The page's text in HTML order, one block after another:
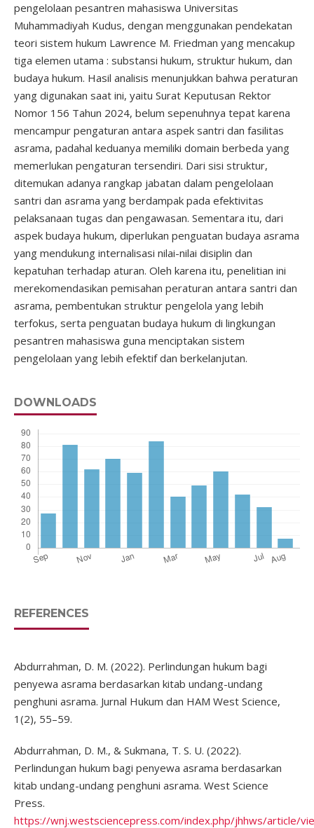
pengelolaan pesantren mahasiswa Universitas
Muhammadiyah Kudus, dengan menggunakan pendekatan
teori sistem hukum Lawrence M. Friedman yang mencakup
tiga elemen utama : substansi hukum, struktur hukum, dan
budaya hukum. Hasil analisis menunjukkan bahwa peraturan
yang digunakan saat ini, yaitu Surat Keputusan Rektor
Nomor 156 Tahun 2024, belum sepenuhnya tepat karena
mencampur pengaturan antara aspek santri dan fasilitas
asrama, padahal keduanya memiliki domain berbeda yang
memerlukan pengaturan tersendiri. Dari sisi struktur,
ditemukan adanya rangkap jabatan dalam pengelolaan
santri dan asrama yang berdampak pada efektivitas
pelaksanaan tugas dan pengawasan. Sementara itu, dari
aspek budaya hukum, diperlukan penguatan budaya asrama
yang mendukung internalisasi nilai-nilai disiplin dan
kepatuhan terhadap aturan. Oleh karena itu, penelitian ini
merekomendasikan pemisahan peraturan antara santri dan
asrama, pembentukan struktur pengelola yang lebih
terfokus, serta penguatan budaya hukum di lingkungan
pesantren mahasiswa guna menciptakan sistem
pengelolaan yang lebih efektif dan berkelanjutan.
DOWNLOADS
REFERENCES
Abdurrahman, D. M. (2022). Perlindungan hukum bagi
penyewa asrama berdasarkan kitab undang-undang
penghuni asrama. Jurnal Hukum dan HAM West Science,
1(2), 55–59.
Abdurrahman, D. M., & Sukmana, T. S. U. (2022).
Perlindungan hukum bagi penyewa asrama berdasarkan
kitab undang-undang penghuni asrama. West Science
Press.
https://wnj.westsciencepress.com/index.php/jhhws/article/